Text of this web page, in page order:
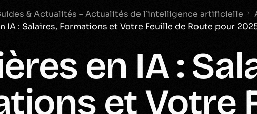
Professionnelle
Étudiants
Ingénieurs
& Formations AI & ML
par Examen
en IA & ML
Certifications
Encadrement PFE
Synapse Plateforme d’examens
Ressources & Guides
About
Édito &
& Actualités – Actualités de l’intelligence artificielle
IA : Salaires, Formations et Votre Feuille de Route pour
en IA :
et Votre